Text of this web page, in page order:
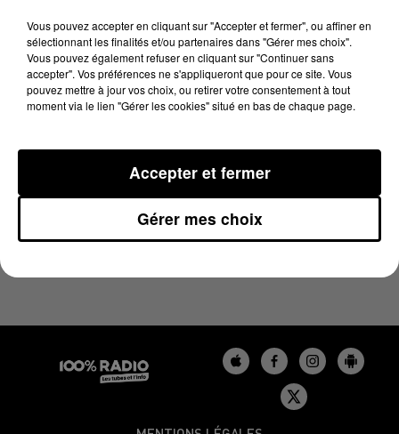
16 juin 2025 - 4 min 15 sec
LES INFOS DU TARN DU 16/06/2025 À 07H59
Vous pouvez accepter en cliquant sur "Accepter et fermer", ou affiner en
sélectionnant les finalités et/ou partenaires dans "Gérer mes choix".
Vous pouvez également refuser en cliquant sur "Continuer sans
accepter". Vos préférences ne s'appliqueront que pour ce site. Vous
pouvez mettre à jour vos choix, ou retirer votre consentement à tout
moment via le lien "Gérer les cookies" situé en bas de chaque page.
Gérer mes choix
Accepter et fermer